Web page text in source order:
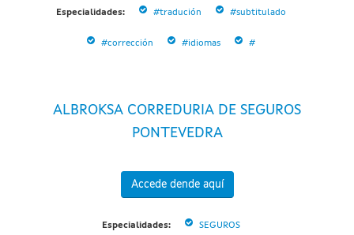
Especialidades: #tradución #subtitulado
#corrección #idiomas #
ALBROKSA CORREDURIA DE SEGUROS
PONTEVEDRA
Accede dende aquí
Especialidades: SEGUROS